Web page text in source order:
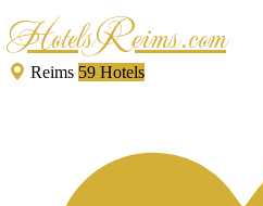
HotelsReims.com
Reims 59 Hotels